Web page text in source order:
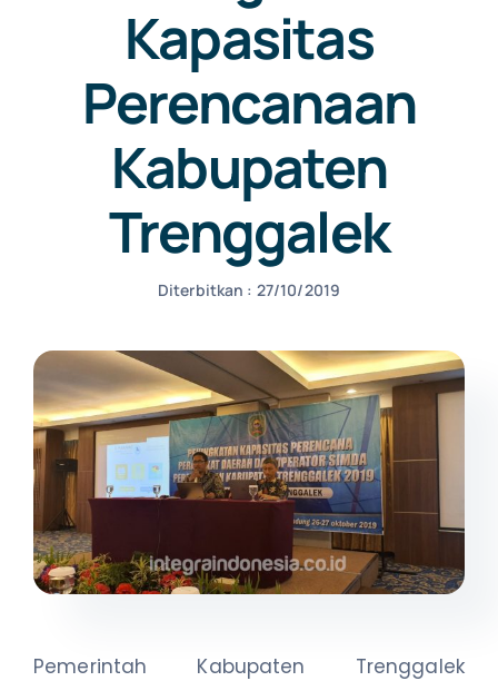
CONTACT US
Kapasitas
Perencanaan
Kabupaten
Trenggalek
Diterbitkan : 27/10/2019
Pemerintah Kabupaten Trenggalek